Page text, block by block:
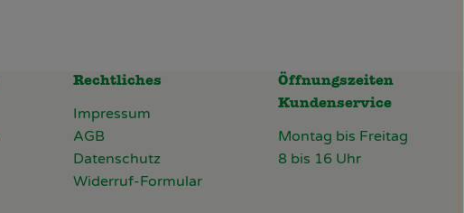
Rechtliches
Impressum
AGB
Datenschutz
Widerruf-Formular
Öffnungszeiten
Kundenservice
Montag bis Freitag
8 bis 16 Uhr